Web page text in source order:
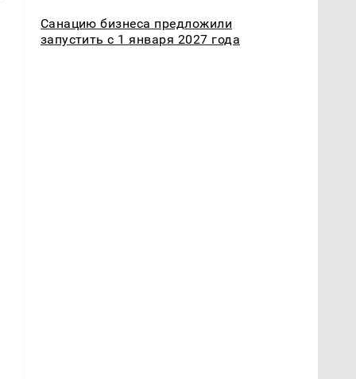
Санацию бизнеса предложили
запустить с 1 января 2027 года